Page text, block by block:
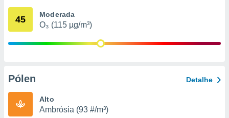
através
estudos
45 Moderada
O₃ (115 µg/m³)
Pólen Detalhe
Alto
Ambrósia (93 #/m³)